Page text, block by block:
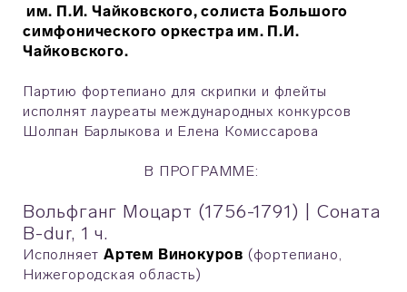
им. П.И. Чайковского, солиста Большого
симфонического оркестра им. П.И.
Чайковского.
Партию фортепиано для скрипки и флейты
исполнят лауреаты международных конкурсов
Шолпан Барлыкова и Елена Комиссарова
В ПРОГРАММЕ:
Вольфганг Моцарт (1756-1791) | Соната
B-dur, 1 ч.
Исполняет Артем Винокуров (фортепиано,
Нижегородская область)